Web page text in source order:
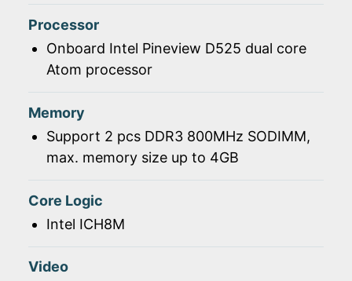
Processor
Onboard Intel Pineview D525 dual core
Atom processor
Memory
Support 2 pcs DDR3 800MHz SODIMM,
max. memory size up to 4GB
Core Logic
Intel ICH8M
Video